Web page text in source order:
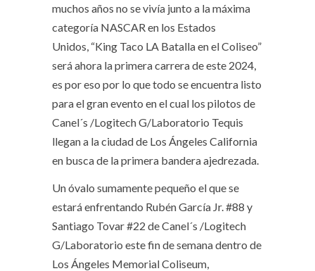
muchos años no se vivía junto a la máxima
categoría NASCAR en los Estados
Unidos, “King Taco LA Batalla en el Coliseo”
será ahora la primera carrera de este 2024,
es por eso por lo que todo se encuentra listo
para el gran evento en el cual los pilotos de
Canel´s /Logitech G/Laboratorio Tequis
llegan a la ciudad de Los Ángeles California
en busca de la primera bandera ajedrezada.
Un óvalo sumamente pequeño el que se
estará enfrentando Rubén García Jr. #88 y
Santiago Tovar #22 de Canel´s /Logitech
G/Laboratorio este fin de semana dentro de
Los Ángeles Memorial Coliseum,